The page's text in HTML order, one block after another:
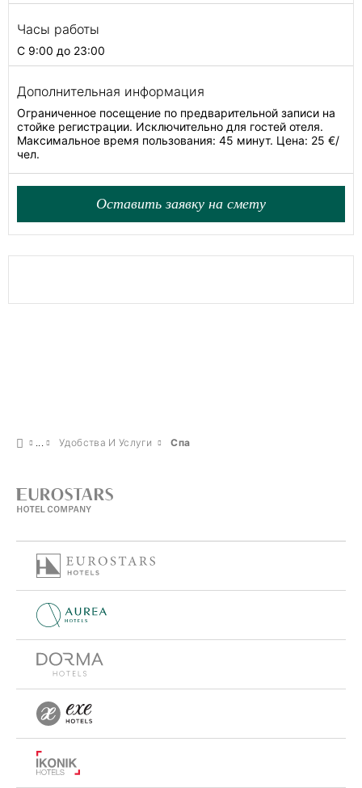
Часы работы
С 9:00 до 23:00
Дополнительная информация
Ограниченное посещение по предварительной записи на
стойке регистрации. Исключительно для гостей отеля.
Максимальное время пользования: 45 минут. Цена: 25 €/
чел.
Оставить заявку на смету
Удобства И Услуги Спа